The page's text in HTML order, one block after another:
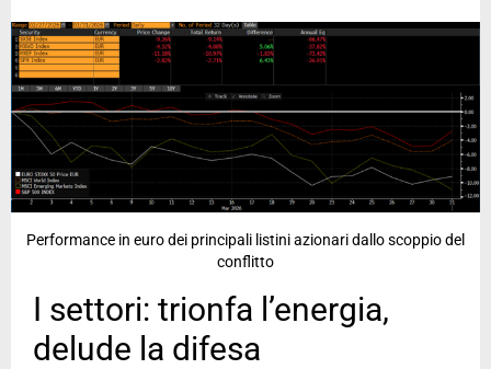
Performance in euro dei principali listini azionari dallo scoppio del
conflitto
I settori: trionfa l’energia,
delude la difesa